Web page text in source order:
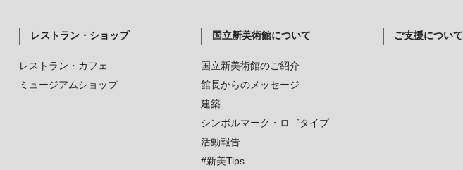
レストラン・ショップ
レストラン・カフェ
ミュージアムショップ
国立新美術館について
国立新美術館のご紹介
館長からのメッセージ
建築
シンボルマーク・ロゴタイプ
活動報告
#新美Tips
ご支援について